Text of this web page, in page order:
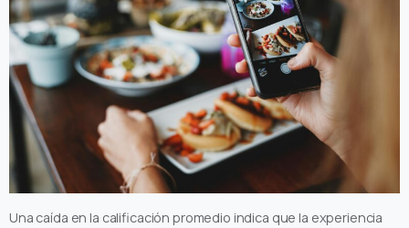
Una caída en la calificación promedio indica que la experiencia